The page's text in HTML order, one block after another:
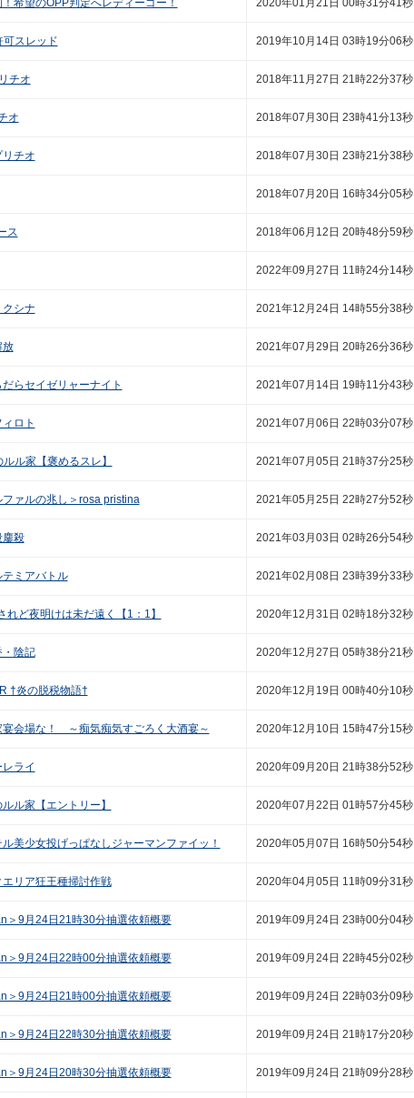
希望のOPP判定へレディーゴー！ 2020年01月21日 00時31分41秒
可スレッド 2019年10月14日 03時19分06秒
チオ 2018年11月27日 21時22分37秒
オ 2018年07月30日 23時41分13秒
リチオ 2018年07月30日 23時21分38秒
2018年07月20日 16時34分05秒
ス 2018年06月12日 20時48分59秒
2022年09月27日 11時24分14秒
シナ 2021年12月24日 14時55分38秒
放 2021年07月29日 20時26分36秒
だらセイゼリャーナイト 2021年07月14日 19時11分43秒
ロト 2021年07月06日 22時03分07秒
ル家【褒めるスレ】 2021年07月05日 21時37分25秒
ファルの兆し＞rosa pristina 2021年05月25日 22時27分52秒
鏖殺 2021年03月03日 02時26分54秒
テミアバトル 2021年02月08日 23時39分33秒
れど夜明けは未だ遠く【1：1】 2020年12月31日 02時18分32秒
・陰記 2020年12月27日 05時38分21秒
†炎の脱税物語† 2020年12月19日 00時40分10秒
宴会場な！ ～痴気痴気すごろく大酒宴～ 2020年12月10日 15時47分15秒
レライ 2020年09月20日 21時38分52秒
ル家【エントリー】 2020年07月22日 01時57分45秒
ル美少女投げっぱなしジャーマンファイッ！ 2020年05月07日 16時50分54秒
エリア狂王種掃討作戦 2020年04月05日 11時09分31秒
＞9月24日21時30分抽選依頼概要 2019年09月24日 23時00分04秒
＞9月24日22時00分抽選依頼概要 2019年09月24日 22時45分02秒
＞9月24日21時00分抽選依頼概要 2019年09月24日 22時03分09秒
＞9月24日22時30分抽選依頼概要 2019年09月24日 21時17分20秒
＞9月24日20時30分抽選依頼概要 2019年09月24日 21時09分28秒